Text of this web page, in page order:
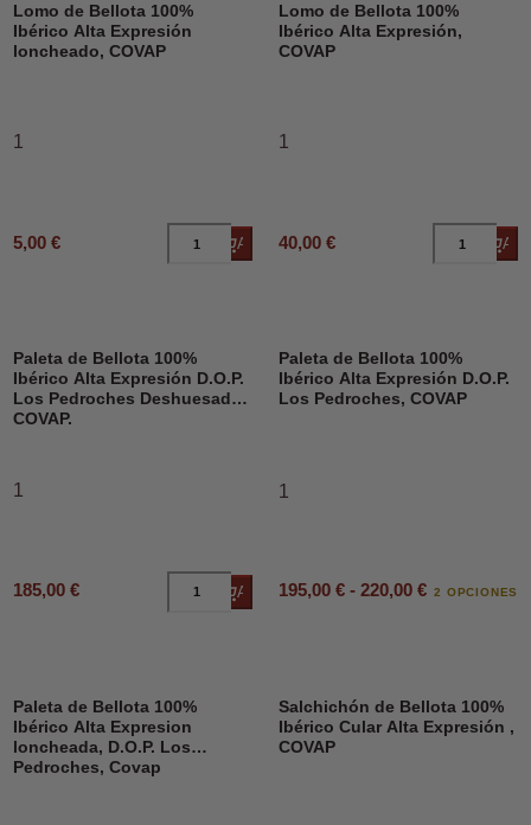
Lomo de Bellota 100%
Ibérico Alta Expresión
loncheado, COVAP
1
5,00 € Añadir al carrito
Lomo de Bellota 100%
Ibérico Alta Expresión,
COVAP
1
40,00 €
Paleta de Bellota 100%
Ibérico Alta Expresión D.O.P.
Los Pedroches Deshuesado,
COVAP.
1
185,00 € Añadir al carrito
Paleta de Bellota 100%
Ibérico Alta Expresión D.O.P.
Los Pedroches, COVAP
1
195,00 € - 220,00 € 2 OPCIONES
Paleta de Bellota 100%
Ibérico Alta Expresion
loncheada, D.O.P. Los
Pedroches, Covap
Salchichón de Bellota 100%
Ibérico Cular Alta Expresión ,
COVAP